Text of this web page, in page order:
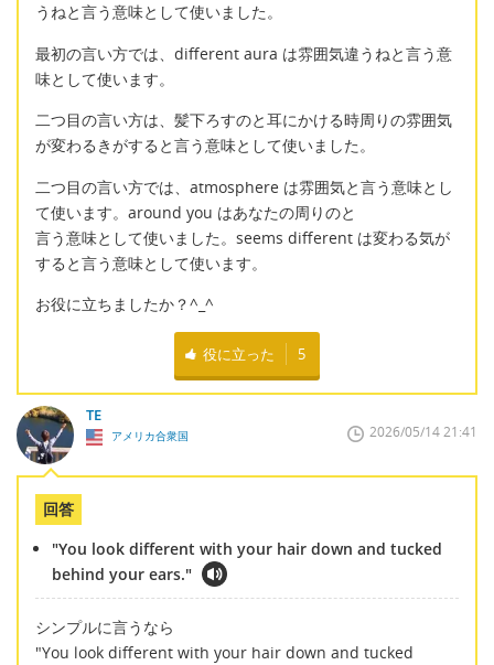
うねと言う意味として使いました。
最初の言い方では、different aura は雰囲気違うねと言う意
味として使います。
二つ目の言い方は、髪下ろすのと耳にかける時周りの雰囲気
が変わるきがすると言う意味として使いました。
二つ目の言い方では、atmosphere は雰囲気と言う意味とし
て使います。around you はあなたの周りのと
言う意味として使いました。seems different は変わる気が
すると言う意味として使います。
お役に立ちましたか？^_^
役に立った 5
TE
アメリカ合衆国 2026/05/14 21:41
回答
"You look different with your hair down and tucked
behind your ears."
シンプルに言うなら
"You look different with your hair down and tucked